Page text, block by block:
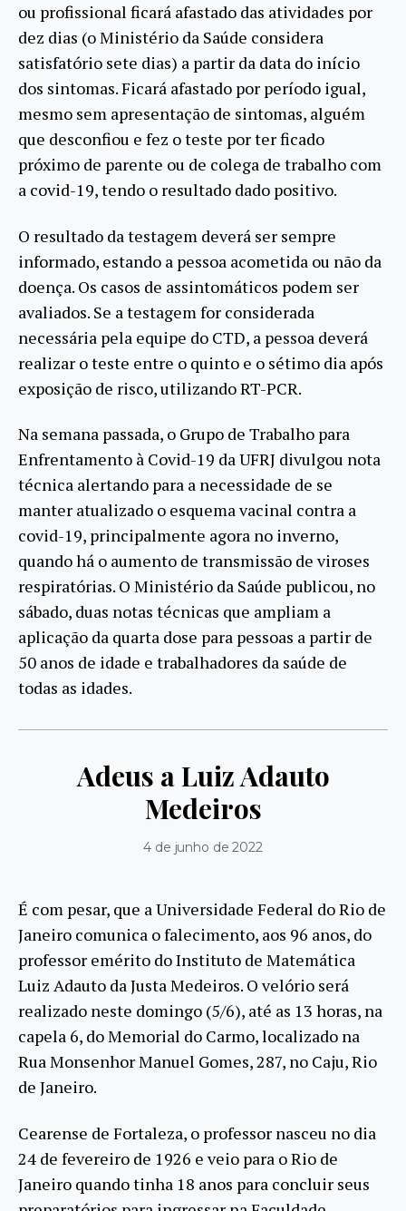
ou profissional ficará afastado das atividades por
dez dias (o Ministério da Saúde considera
satisfatório sete dias) a partir da data do início
dos sintomas. Ficará afastado por período igual,
mesmo sem apresentação de sintomas, alguém
que desconfiou e fez o teste por ter ficado
próximo de parente ou de colega de trabalho com
a covid-19, tendo o resultado dado positivo.
O resultado da testagem deverá ser sempre
informado, estando a pessoa acometida ou não da
doença. Os casos de assintomáticos podem ser
avaliados. Se a testagem for considerada
necessária pela equipe do CTD, a pessoa deverá
realizar o teste entre o quinto e o sétimo dia após
exposição de risco, utilizando RT-PCR.
Na semana passada, o Grupo de Trabalho para
Enfrentamento à Covid-19 da UFRJ divulgou nota
técnica alertando para a necessidade de se
manter atualizado o esquema vacinal contra a
covid-19, principalmente agora no inverno,
quando há o aumento de transmissão de viroses
respiratórias. O Ministério da Saúde publicou, no
sábado, duas notas técnicas que ampliam a
aplicação da quarta dose para pessoas a partir de
50 anos de idade e trabalhadores da saúde de
todas as idades.
Adeus a Luiz Adauto
Medeiros
4 de junho de 2022
É com pesar, que a Universidade Federal do Rio de
Janeiro comunica o falecimento, aos 96 anos, do
professor emérito do Instituto de Matemática
Luiz Adauto da Justa Medeiros. O velório será
realizado neste domingo (5/6), até as 13 horas, na
capela 6, do Memorial do Carmo, localizado na
Rua Monsenhor Manuel Gomes, 287, no Caju, Rio
de Janeiro.
Cearense de Fortaleza, o professor nasceu no dia
24 de fevereiro de 1926 e veio para o Rio de
Janeiro quando tinha 18 anos para concluir seus